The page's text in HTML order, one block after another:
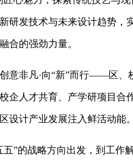
研发技术与未来设计趋势，
合的强劲力量。
意非凡·向“新”而行——区、
企人才共育、产学研项目合
设计产业发展注入鲜活动能。
五”的战略方向出发，到工